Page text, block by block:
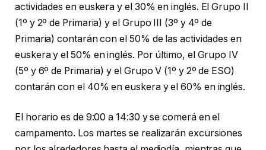
actividades en euskera y el 30% en inglés. El Grupo II
(1º y 2º de Primaria) y el Grupo III (3º y 4º de
Primaria) contarán con el 50% de las actividades en
euskera y el 50% en inglés. Por último, el Grupo IV
(5º y 6º de Primaria) y el Grupo V (1º y 2º de ESO)
contarán con el 40% en euskera y el 60% en inglés.
El horario es de 9:00 a 14:30 y se comerá en el
campamento. Los martes se realizarán excursiones